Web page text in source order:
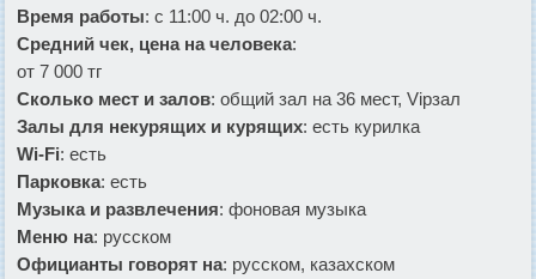
Время работы: с 11:00 ч. до 02:00 ч.
Средний чек, цена на человека:
от 7 000 тг
Сколько мест и залов: общий зал на 36 мест, Vipзал
Залы для некурящих и курящих: есть курилка
Wi-Fi: есть
Парковка: есть
Музыка и развлечения: фоновая музыка
Меню на: русском
Официанты говорят на: русском, казахском